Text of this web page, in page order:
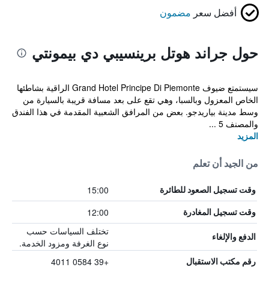
أفضل سعر مضمون
حول جراند هوتل برينسيبي دي بيمونتي
سيستمتع ضيوف Grand Hotel Principe Di Piemonte الراقية بشاطئها
الخاص المعزول وبالسبا، وهي تقع على بعد مسافة قريبة بالسيارة من
وسط مدينة بياريدجو. بعض من المرافق الشعبية المقدمة في هذا الفندق
والمصنف 5 ...
المزيد
من الجيد أن تعلم
وقت تسجيل الصعود للطائرة 15:00
وقت تسجيل المغادرة 12:00
الدفع والإلغاء
تختلف السياسات حسب
نوع الغرفة ومزود الخدمة.
رقم مكتب الاستقبال +39 0584 4011